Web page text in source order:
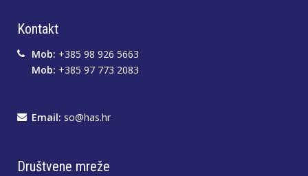
Kontakt
Mob: +385 98 926 5663
Mob: +385 97 773 2083
Email: so@has.hr
Društvene mreže